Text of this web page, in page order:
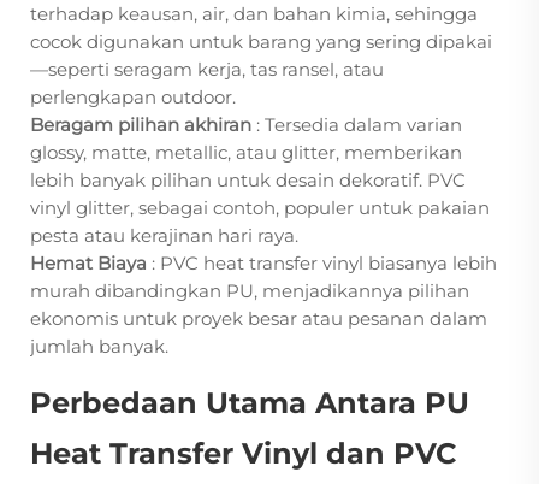
terhadap keausan, air, dan bahan kimia, sehingga
cocok digunakan untuk barang yang sering dipakai
—seperti seragam kerja, tas ransel, atau
perlengkapan outdoor.
Beragam pilihan akhiran : Tersedia dalam varian
glossy, matte, metallic, atau glitter, memberikan
lebih banyak pilihan untuk desain dekoratif. PVC
vinyl glitter, sebagai contoh, populer untuk pakaian
pesta atau kerajinan hari raya.
Hemat Biaya : PVC heat transfer vinyl biasanya lebih
murah dibandingkan PU, menjadikannya pilihan
ekonomis untuk proyek besar atau pesanan dalam
jumlah banyak.
Perbedaan Utama Antara PU
Heat Transfer Vinyl dan PVC